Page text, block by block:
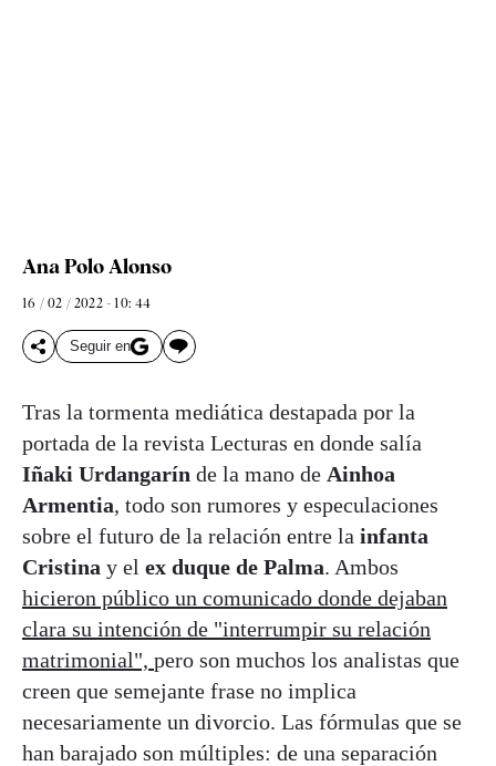
Ana Polo Alonso
16 / 02 / 2022 - 10: 44
Seguir en
Tras la tormenta mediática destapada por la
portada de la revista Lecturas en donde salía
Iñaki Urdangarín de la mano de Ainhoa
Armentia, todo son rumores y especulaciones
sobre el futuro de la relación entre la infanta
Cristina y el ex duque de Palma. Ambos
hicieron público un comunicado donde dejaban
clara su intención de "interrumpir su relación
matrimonial", pero son muchos los analistas que
creen que semejante frase no implica
necesariamente un divorcio. Las fórmulas que se
han barajado son múltiples: de una separación